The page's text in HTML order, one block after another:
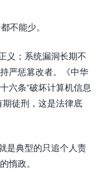
不能少。
义；系统漏洞长期不
严惩篡改者。《中华
六条“破坏计算机信息
徒刑，这是法律底
是典型的只追个人责
惰政。